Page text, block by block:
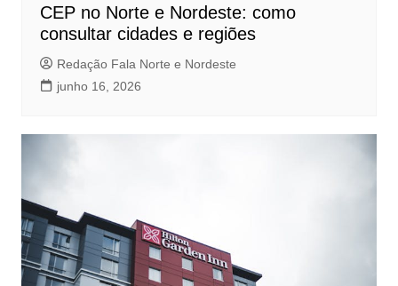
CEP no Norte e Nordeste: como
consultar cidades e regiões
Redação Fala Norte e Nordeste
junho 16, 2026